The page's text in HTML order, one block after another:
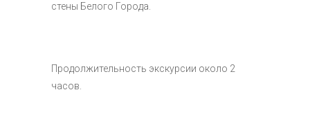
стены Белого Города.
Продолжительность экскурсии около 2
часов.